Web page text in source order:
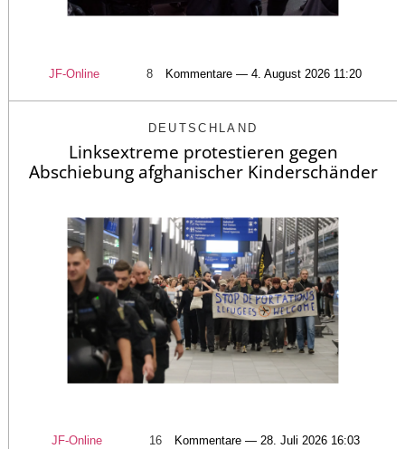
JF-Online 8 Kommentare — 4. August 2026 11:20
DEUTSCHLAND
Linksextreme protestieren gegen
Abschiebung afghanischer Kinderschänder
JF-Online 16 Kommentare — 28. Juli 2026 16:03